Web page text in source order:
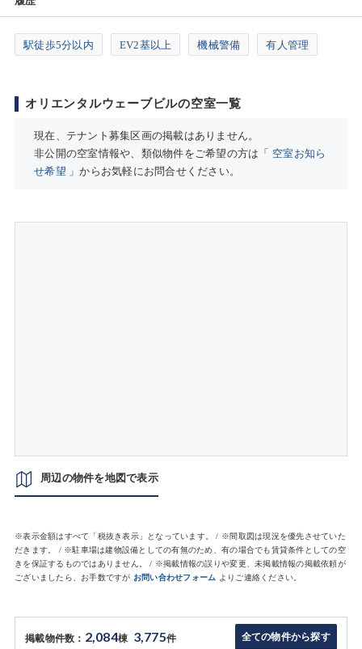
駅徒歩5分以内 EV2基以上 機械警備 有人管理
オリエンタルウェーブビルの空室一覧
現在、テナント募集区画の掲載はありません。
非公開の空室情報や、類似物件をご希望の方は「 空室お知ら
せ希望 」からお気軽にお問合せください。
周辺の物件を地図で表示
※表示金額はすべて「税抜き表示」となっています。 / ※間取図は現況を優先させていた
だきます。 / ※駐車場は建物設備としての有無のため、有の場合でも賃貸条件としての空
きを保証するものではありません。 / ※掲載情報の誤りや変更、未掲載情報の掲載依頼が
ございましたら、お手数ですが お問い合わせフォーム よりご連絡ください。
掲載物件数： 2,084棟 3,775件 全ての物件から探す